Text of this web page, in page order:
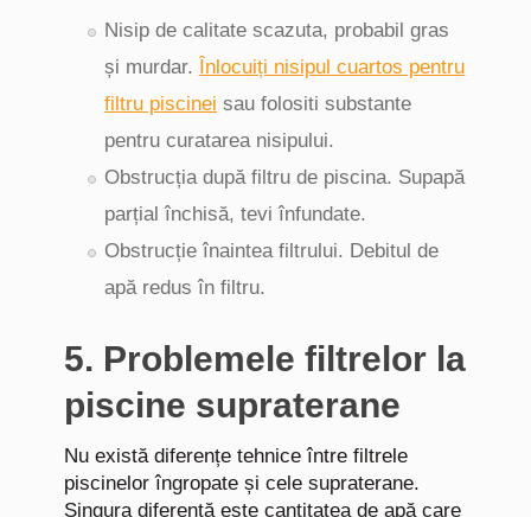
Nisip de calitate scazuta, probabil gras
și murdar.
Înlocuiți nisipul cuartos pentru
filtru piscinei sau folositi substante
pentru curatarea nisipului.
Obstrucția după filtru de piscina. Supapă
parțial închisă, tevi înfundate.
Obstrucție înaintea filtrului. Debitul de
apă redus în filtru.
5. Problemele filtrelor la
piscine supraterane
Nu există diferențe tehnice între filtrele
piscinelor îngropate și cele supraterane.
Singura diferență este cantitatea de apă care